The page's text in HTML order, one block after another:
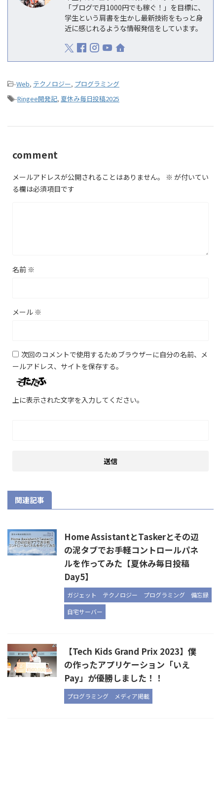
「ブログで月1000円でも稼ぐ！」を目標に、
学生という肩書を生かし最新技術をもっと身
近に感じれるような情報発信をしています。
-Web, テクノロジー, プログラミング
-Ringee開発記, 夏休み毎日投稿2025
comment
メールアドレスが公開されることはありません。 ※ が付いてい
る欄は必須項目です
名前 ※
メール ※
次回のコメントで使用するためブラウザーに自分の名前、メ
ールアドレス、サイトを保存する。
上に表示された文字を入力してください。
関連記事
Home AssistantとTaskerとその辺
の泥タブでお手軽コントロールパネ
ルを作ってみた【夏休み毎日投稿
Day5】
ガジェット テクノロジー プログラミング
備忘録
自宅サーバー
【Tech Kids Grand Prix 2023】僕
の作ったアプリケーション「いえ
Pay」が優勝しました！！
プログラミング メディア掲載